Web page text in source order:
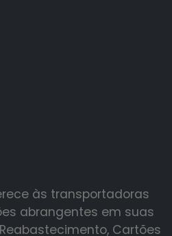
às transportadoras
abrangentes em suas
Cartões